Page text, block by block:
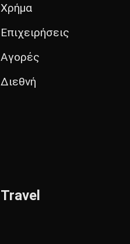
Χρήμα
Επιχειρήσεις
Αγορές
Διεθνή
Travel